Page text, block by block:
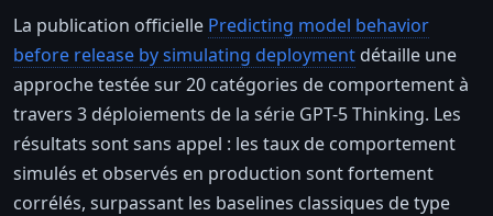
La publication officielle Predicting model behavior
before release by simulating deployment détaille une
approche testée sur 20 catégories de comportement à
travers 3 déploiements de la série GPT-5 Thinking. Les
résultats sont sans appel : les taux de comportement
simulés et observés en production sont fortement
corrélés, surpassant les baselines classiques de type